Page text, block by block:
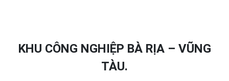
KHU CÔNG NGHIỆP BÀ RỊA – VŨNG
TÀU.